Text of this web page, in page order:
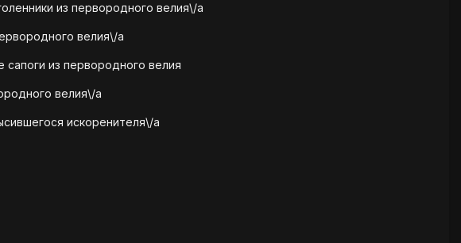
из первородного велия\/a
велия\/a
сапоги из первородного велия
велия\/a
искоренителя\/a